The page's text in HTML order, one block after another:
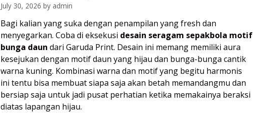
July 30, 2026 by admin
Bagi kalian yang suka dengan penampilan yang fresh dan
menyegarkan. Coba di eksekusi desain seragam sepakbola motif
bunga daun dari Garuda Print. Desain ini memang memiliki aura
kesejukan dengan motif daun yang hijau dan bunga-bunga cantik
warna kuning. Kombinasi warna dan motif yang begitu harmonis
ini tentu bisa membuat siapa saja akan betah memandangmu dan
bersiap saja untuk jadi pusat perhatian ketika memakainya beraksi
diatas lapangan hijau.